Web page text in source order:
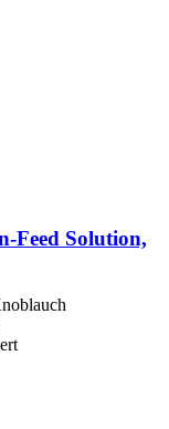
​Feed Solution,